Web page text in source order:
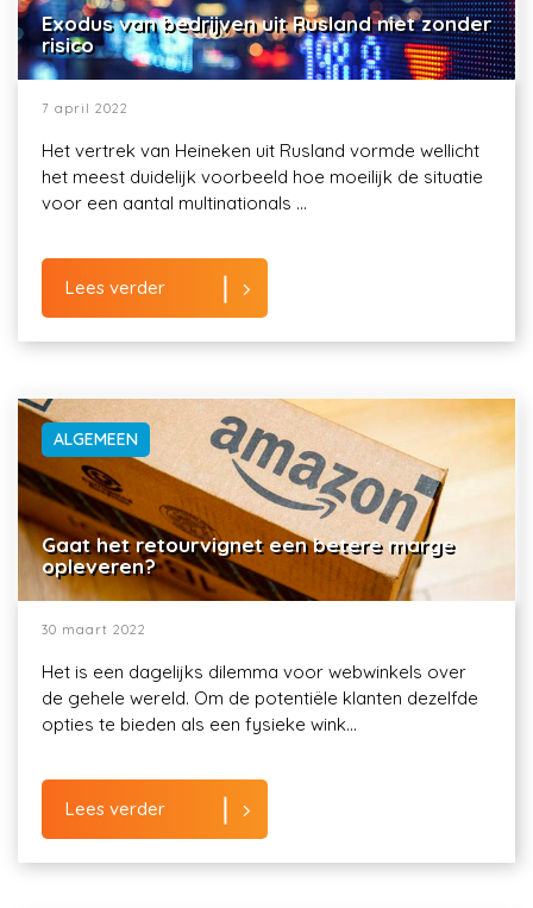
Exodus van bedrijven uit Rusland niet zonder
risico
7 april 2022
Het vertrek van Heineken uit Rusland vormde wellicht
het meest duidelijk voorbeeld hoe moeilijk de situatie
voor een aantal multinationals ...
Lees verder
ALGEMEEN
Gaat het retourvignet een betere marge
opleveren?
30 maart 2022
Het is een dagelijks dilemma voor webwinkels over
de gehele wereld. Om de potentiële klanten dezelfde
opties te bieden als een fysieke wink...
Lees verder